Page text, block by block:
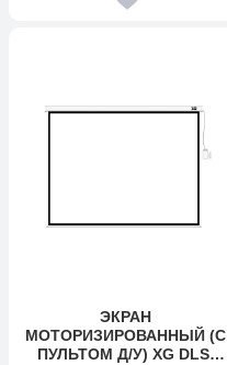
ЭКРАН
МОТОРИЗИРОВАННЫЙ (С
ПУЛЬТОМ Д/У) XG DLS-